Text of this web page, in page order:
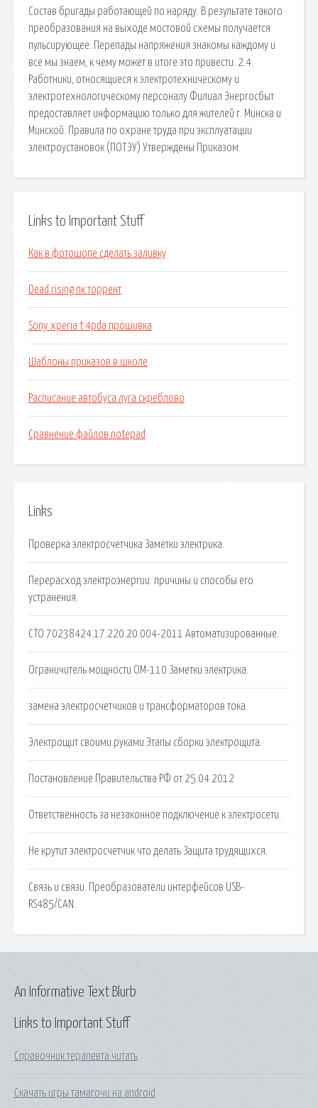
Состав бригады работающей по наряду. В результате такого
преобразования на выходе мостовой схемы получается
пульсирующее. Перепады напряжения знакомы каждому и
все мы знаем, к чему может в итоге это привести. 2.4.
Работники, относящиеся к электротехническому и
электротехнологическому персоналу Филиал Энергосбыт
предоставляет информацию только для жителей г. Минска и
Минской. Правила по охране труда при эксплуатации
электроустановок (ПОТЭУ) Утверждены Приказом.
Links to Important Stuff
Как в фотошопе сделать заливку
Dead rising пк торрент
Sony xperia t 4pda прошивка
Шаблоны приказов в школе
Расписание автобуса луга скреблово
Сравнение файлов notepad
Links
Проверка электросчетчика Заметки электрика.
Перерасход электроэнергии: причины и способы его
устранения.
СТО 70238424.17.220.20.004-2011 Автоматизированные.
Ограничитель мощности ОМ-110 Заметки электрика.
замена электросчетчиков и трансформаторов тока.
Электрощит своими руками.Этапы сборки электрощита.
Постановление Правительства РФ от 25.04.2012
Ответственность за незаконное подключение к электросети.
Не крутит электросчетчик что делать Защита трудящихся.
Связь и связи. Преобразователи интерфейсов USB-
RS485/CAN.
Links to Important Stuff
Справочник терапевта читать
Скачать игры тамагочи на android
An Informative Text Blurb